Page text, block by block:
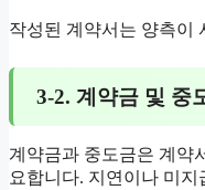
작성된 계약서는 양측이
3-2. 계약금 및 중
계약금과 중도금은 계약
요합니다. 지연이나 미